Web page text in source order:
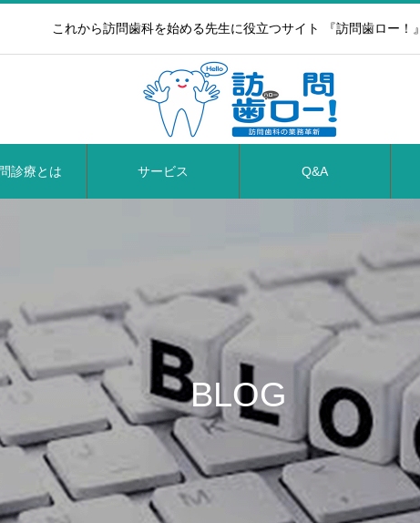
これから訪問歯科を始める先生に役立つサイト 『訪問歯ロー！』
診療とは サービス Q&A
BLOG